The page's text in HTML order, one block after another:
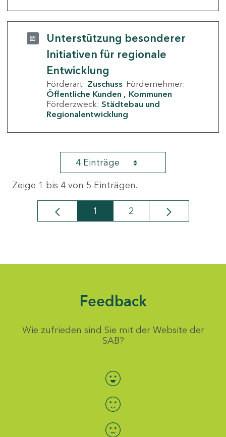
Unterstützung besonderer
Initiativen für regionale
Entwicklung
Förderart: Zuschuss Fördernehmer:
Öffentliche Kunden
Kommunen
Förderzweck: Städtebau und
Regionalentwicklung
4 Einträge
Zeige 1 bis 4 von 5 Einträgen.
Seite
1 Seite
2
Feedback
Wie zufrieden sind Sie mit der Website der
SAB?
Bewertung auswählen